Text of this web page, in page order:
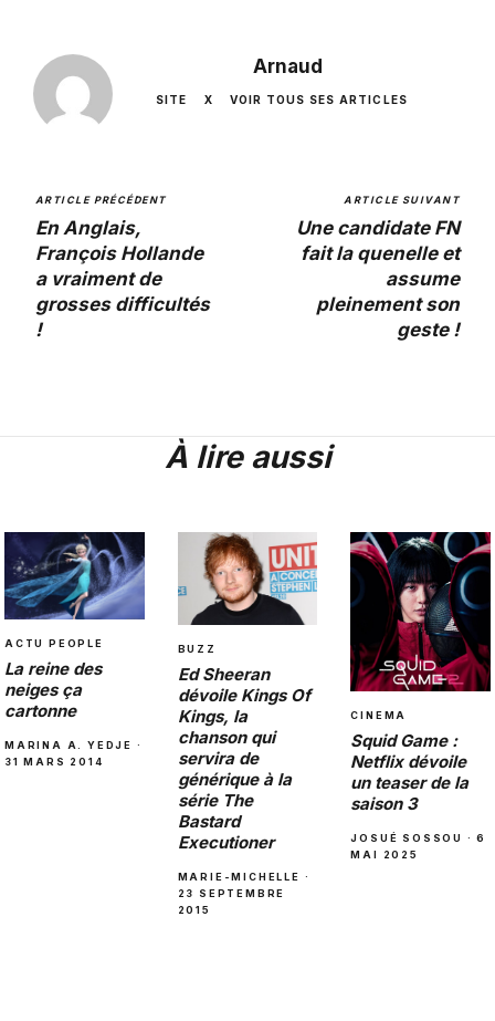
Arnaud
SITE X VOIR TOUS SES ARTICLES
ARTICLE PRÉCÉDENT
En Anglais,
François Hollande
a vraiment de
grosses difficultés
!
ARTICLE SUIVANT
Une candidate FN
fait la quenelle et
assume
pleinement son
geste !
À lire aussi
ACTU PEOPLE
La reine des
neiges ça
cartonne
MARINA A. YEDJE ·
31 MARS 2014
BUZZ
Ed Sheeran
dévoile Kings Of
Kings, la
chanson qui
servira de
générique à la
série The
Bastard
Executioner
MARIE-MICHELLE ·
23 SEPTEMBRE
2015
CINEMA
Squid Game :
Netflix dévoile
un teaser de la
saison 3
JOSUÉ SOSSOU · 6
MAI 2025